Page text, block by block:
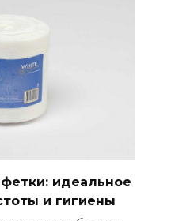
идеальное
и гигиены